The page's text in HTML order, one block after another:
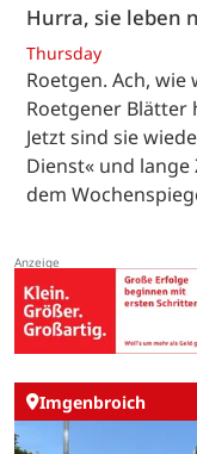
Hurra, sie leben
Thursday
Roetgen. Ach, wie
Roetgener Blätter
Jetzt sind sie
Dienst« und
dem
Imgenbroich